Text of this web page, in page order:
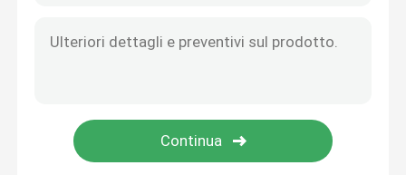
Asciugatrice del cilindro